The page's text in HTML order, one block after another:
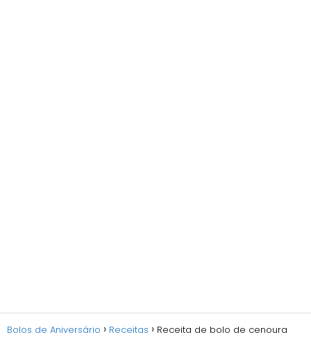
Bolos de Aniversário Receitas
Receita de bolo de cenoura